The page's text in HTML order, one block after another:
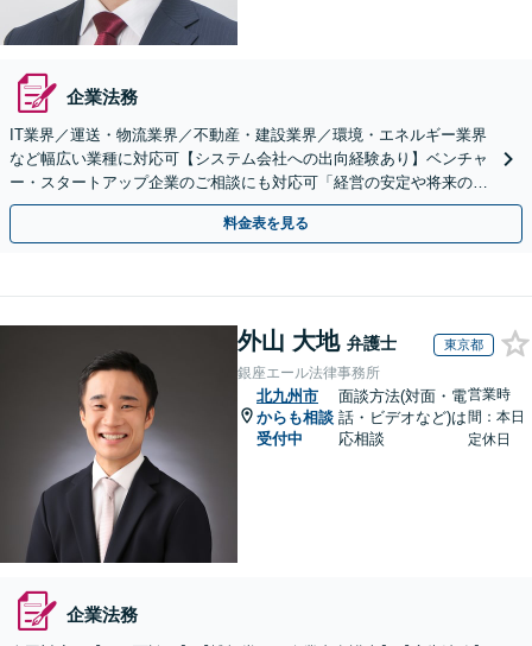
企業法務
IT業界／運送・物流業界／不動産・建設業界／環境・エネルギー業界
など幅広い業種に対応可【システム会社への出向経験あり】ベンチャ
ー・スタートアップ企業のご相談にも対応可「経営の安定や将来の紛
争防止には、ぜひ顧問契約を」【休日・夜間相談可】
料金表を見る
外山 大地 弁護士 東京都
銀座エール法律事務所
北九州市
からも相談
受付中
面談方法(対面・電
話・ビデオなど)は
応相談
営業時
間：本日
定休日
企業法務